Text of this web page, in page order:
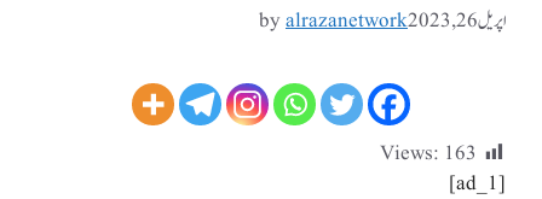
اپریل 26, 2023 byalrazanetwork
Views: 163
[ad_1]